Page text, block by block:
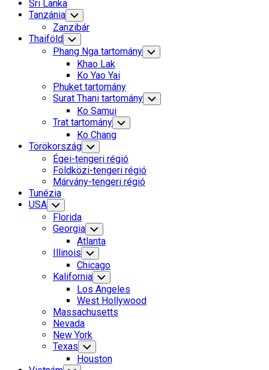
Sri Lanka
Tanzánia Toggle
Child
Menu
Zanzibár
Thaiföld Toggle
Child
Menu
Phang Nga tartomány Toggle
Child
Khao Lak
Ko Yao Yai
Phuket tartomány
Surat Thani tartomány Toggle
Child
Ko Samui
Trat tartomány Toggle
Child
Ko Chang
Törökország Toggle
Child
Menu
Égei-tengeri régió
Földközi-tengeri régió
Márvány-tengeri régió
Tunézia
USA Toggle
Child
Menu
Florida
Georgia Toggle
Child
Menu
Atlanta
Illinois Toggle
Child
Menu
Chicago
Kalifornia Toggle
Child
Menu
Los Angeles
West Hollywood
Massachusetts
Nevada
New York
Texas Toggle
Child
Menu
Houston